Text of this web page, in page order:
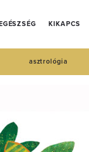
KIKAPCS
asztrológia